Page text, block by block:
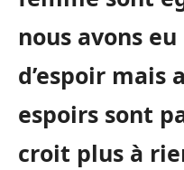
nous avons
d’espoir mais
espoirs sont
croit plus à